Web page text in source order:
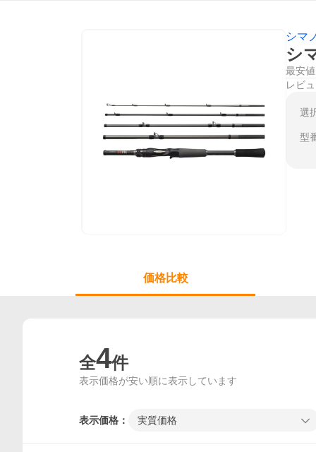
シマ
シ
最安値
レビ
選
型
価格比較
全4件
表示価格が安い順に表示しています
表示価格： 実質価格